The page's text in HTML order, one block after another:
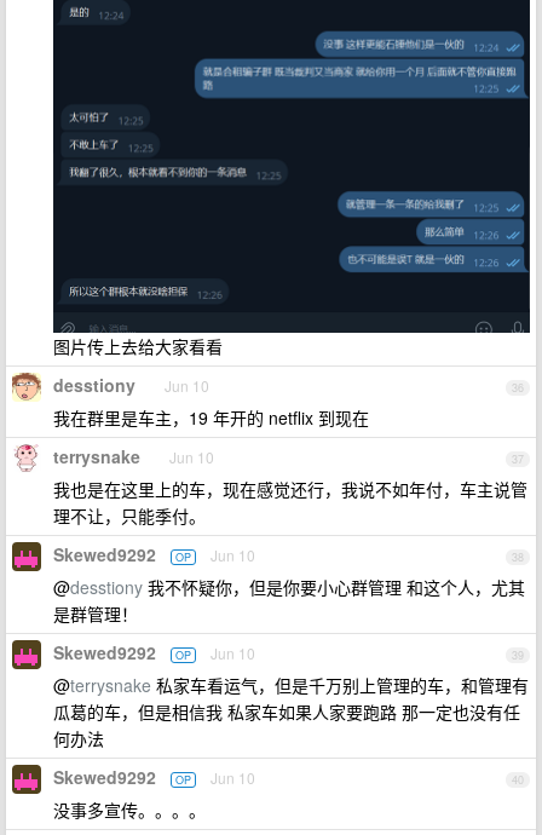
图片传上去给大家看看
36
desstiony Jun 10
我在群里是车主，19 年开的 netflix 到现在
37
terrysnake Jun 10
我也是在这里上的车，现在感觉还行，我说不如年付，车主说管
理不让，只能季付。
38
Skewed9292 OP Jun 10
@desstiony 我不怀疑你，但是你要小心群管理 和这个人，尤其
是群管理！
39
Skewed9292 OP Jun 10
@terrysnake 私家车看运气，但是千万别上管理的车，和管理有
瓜葛的车，但是相信我 私家车如果人家要跑路 那一定也没有任
何办法
40
Skewed9292 OP Jun 10
没事多宣传。。。。